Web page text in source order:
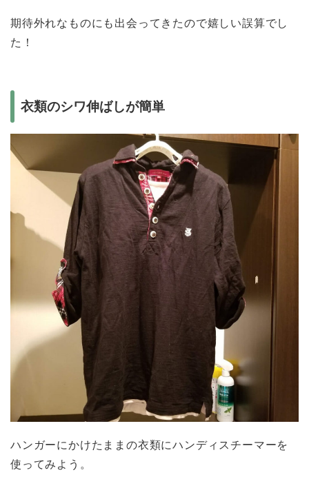
期待外れなものにも出会ってきたので嬉しい誤算でし
た！
衣類のシワ伸ばしが簡単
ハンガーにかけたままの衣類にハンディスチーマーを
使ってみよう。